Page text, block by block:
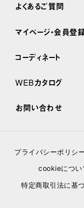
よくあるご質問
マイページ・会員登
コーディネート
WEBカタログ
お問い合わせ
プライバシーポリシ
cookieについ
特定商取引法に基